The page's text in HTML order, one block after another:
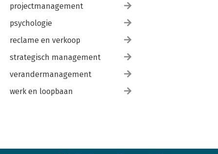
projectmanagement
psychologie
reclame en verkoop
strategisch management
verandermanagement
werk en loopbaan